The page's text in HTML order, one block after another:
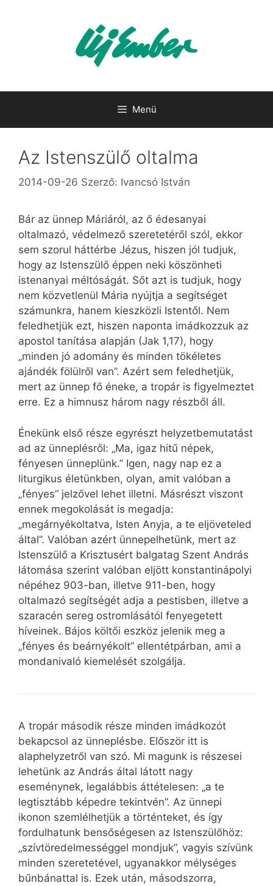
Menü
Az Istenszülő oltalma
2014-09-26 Szerző: Ivancsó István
Bár az ünnep Máriáról, az ő édesanyai
oltalmazó, védelmező szeretetéről szól, ekkor
sem szorul háttérbe Jézus, hiszen jól tudjuk,
hogy az Istenszülő éppen neki köszönheti
istenanyai méltóságát. Sőt azt is tudjuk, hogy
nem közvetlenül Mária nyújtja a segítséget
számunkra, hanem kieszközli Istentől. Nem
feledhetjük ezt, hiszen naponta imádkozzuk az
apostol tanítása alapján (Jak 1,17), hogy
„minden jó adomány és minden tökéletes
ajándék fölülről van”. Azért sem feledhetjük,
mert az ünnep fő éneke, a tropár is figyelmeztet
erre. Ez a himnusz három nagy részből áll.
Énekünk első része egyrészt helyzetbemutatást
ad az ünneplésről: „Ma, igaz hitű népek,
fényesen ünneplünk.” Igen, nagy nap ez a
liturgikus életünkben, olyan, amit valóban a
„fényes” jelzővel lehet illetni. Másrészt viszont
ennek megokolását is megadja:
„megárnyékoltatva, Isten Anyja, a te eljöveteled
által”. Valóban azért ünnepelhetünk, mert az
Istenszülő a Krisztusért balgatag Szent András
látomása szerint valóban eljött konstantinápolyi
népéhez 903-ban, illetve 911-ben, hogy
oltalmazó segítségét adja a pestisben, illetve a
szaracén sereg ostromlásától fenyegetett
híveinek. Bájos költői eszköz jelenik meg a
„fényes és beárnyékolt” ellentétpárban, ami a
mondanivaló kiemelését szolgálja.
A tropár második része minden imádkozót
bekapcsol az ünneplésbe. Először itt is
alaphelyzetről van szó. Mi magunk is részesei
lehetünk az András által látott nagy
eseménynek, legalábbis áttételesen: „a te
legtisztább képedre tekintvén”. Az ünnepi
ikonon szemlélhetjük a történteket, és így
fordulhatunk bensőségesen az Istenszülőhöz:
„szívtöredelmességgel mondjuk”, vagyis szívünk
minden szeretetével, ugyanakkor mélységes
bűnbánattal is. Ezek után, másodszorra,